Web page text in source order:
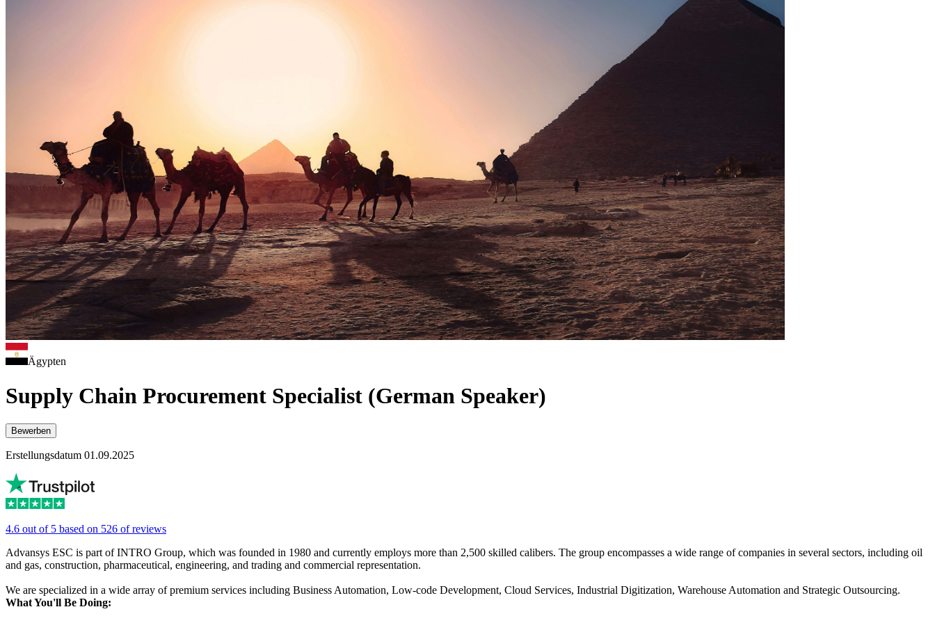
Ägypten
Supply Chain Procurement Specialist (German Speaker)
Bewerben
Erstellungsdatum 01.09.2025
4.6 out of 5 based on 526 of reviews
Advansys ESC is part of INTRO Group, which was founded in 1980 and currently employs more than 2,500 skilled calibers. The group encompasses a wide range of companies in several sectors, including oil
and gas, construction, pharmaceutical, engineering, and trading and commercial representation.
We are specialized in a wide array of premium services including Business Automation, Low-code Development, Cloud Services, Industrial Digitization, Warehouse Automation and Strategic Outsourcing.
What You'll Be Doing: